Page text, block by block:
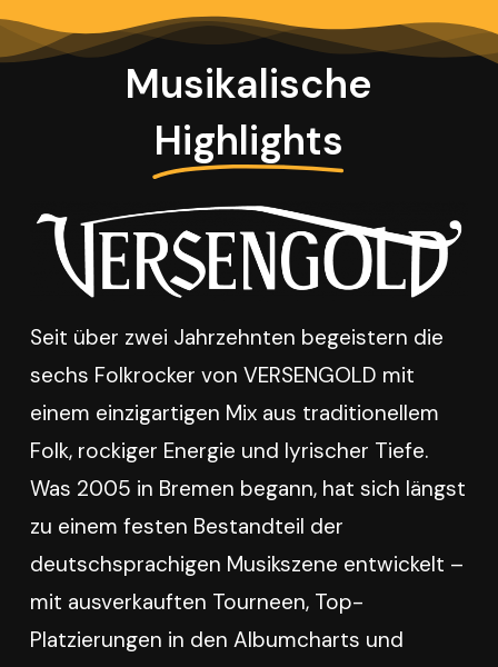
Musikalische
Highlights
Seit über zwei Jahrzehnten begeistern die
sechs Folkrocker von VERSENGOLD mit
einem einzigartigen Mix aus traditionellem
Folk, rockiger Energie und lyrischer Tiefe.
Was 2005 in Bremen begann, hat sich längst
zu einem festen Bestandteil der
deutschsprachigen Musikszene entwickelt –
mit ausverkauften Tourneen, Top-
Platzierungen in den Albumcharts und